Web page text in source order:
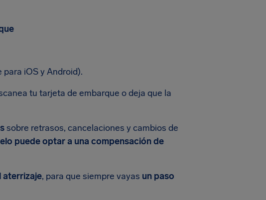
para iOS y Android).
tu tarjeta de embarque o deja que la
sobre retrasos, cancelaciones y cambios de
puede optar a una compensación de
aterrizaje, para que siempre vayas un paso